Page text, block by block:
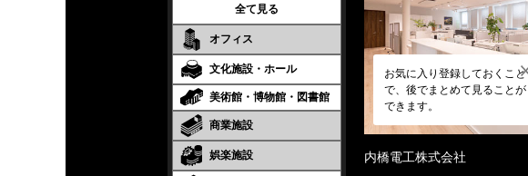
全て見る
オフィス
文化施設・ホール
美術館・博物館・図書館
商業施設
娯楽施設
お気に入り登録しておくこと
で、後でまとめて見ることが
できます。
内橋電工株式会社